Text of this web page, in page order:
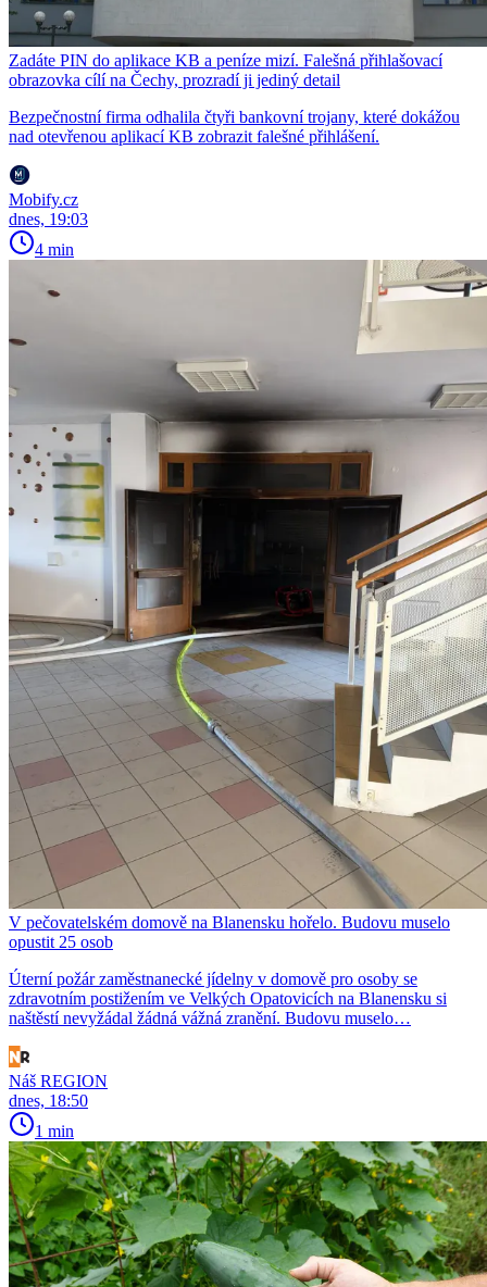
Zadáte PIN do aplikace KB a peníze mizí. Falešná přihlašovací
obrazovka cílí na Čechy, prozradí ji jediný detail
Bezpečnostní firma odhalila čtyři bankovní trojany, které dokážou
nad otevřenou aplikací KB zobrazit falešné přihlášení.
Mobify.cz
dnes, 19:03
4 min
V pečovatelském domově na Blanensku hořelo. Budovu muselo
opustit 25 osob
Úterní požár zaměstnanecké jídelny v domově pro osoby se
zdravotním postižením ve Velkých Opatovicích na Blanensku si
naštěstí nevyžádal žádná vážná zranění. Budovu muselo…
Náš REGION
dnes, 18:50
1 min